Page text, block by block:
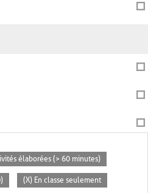
élaborées (> 60 minutes)
(X) En classe seulement